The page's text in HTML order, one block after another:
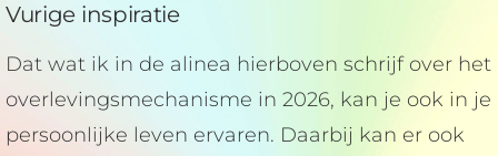
Vurige inspiratie
Dat wat ik in de alinea hierboven schrijf over het
overlevingsmechanisme in 2026, kan je ook in je
persoonlijke leven ervaren. Daarbij kan er ook